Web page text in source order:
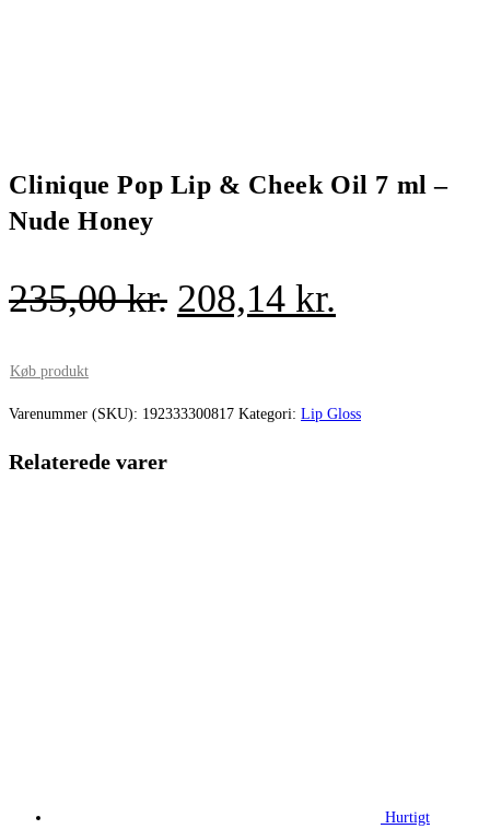
Clinique Pop Lip & Cheek Oil 7 ml –
Nude Honey
235,00kr. Den
var:
208,14 kr.
er:
Køb produkt
Varenummer (SKU): 192333300817 Kategori: Lip Gloss
Relaterede varer
Hurtigt